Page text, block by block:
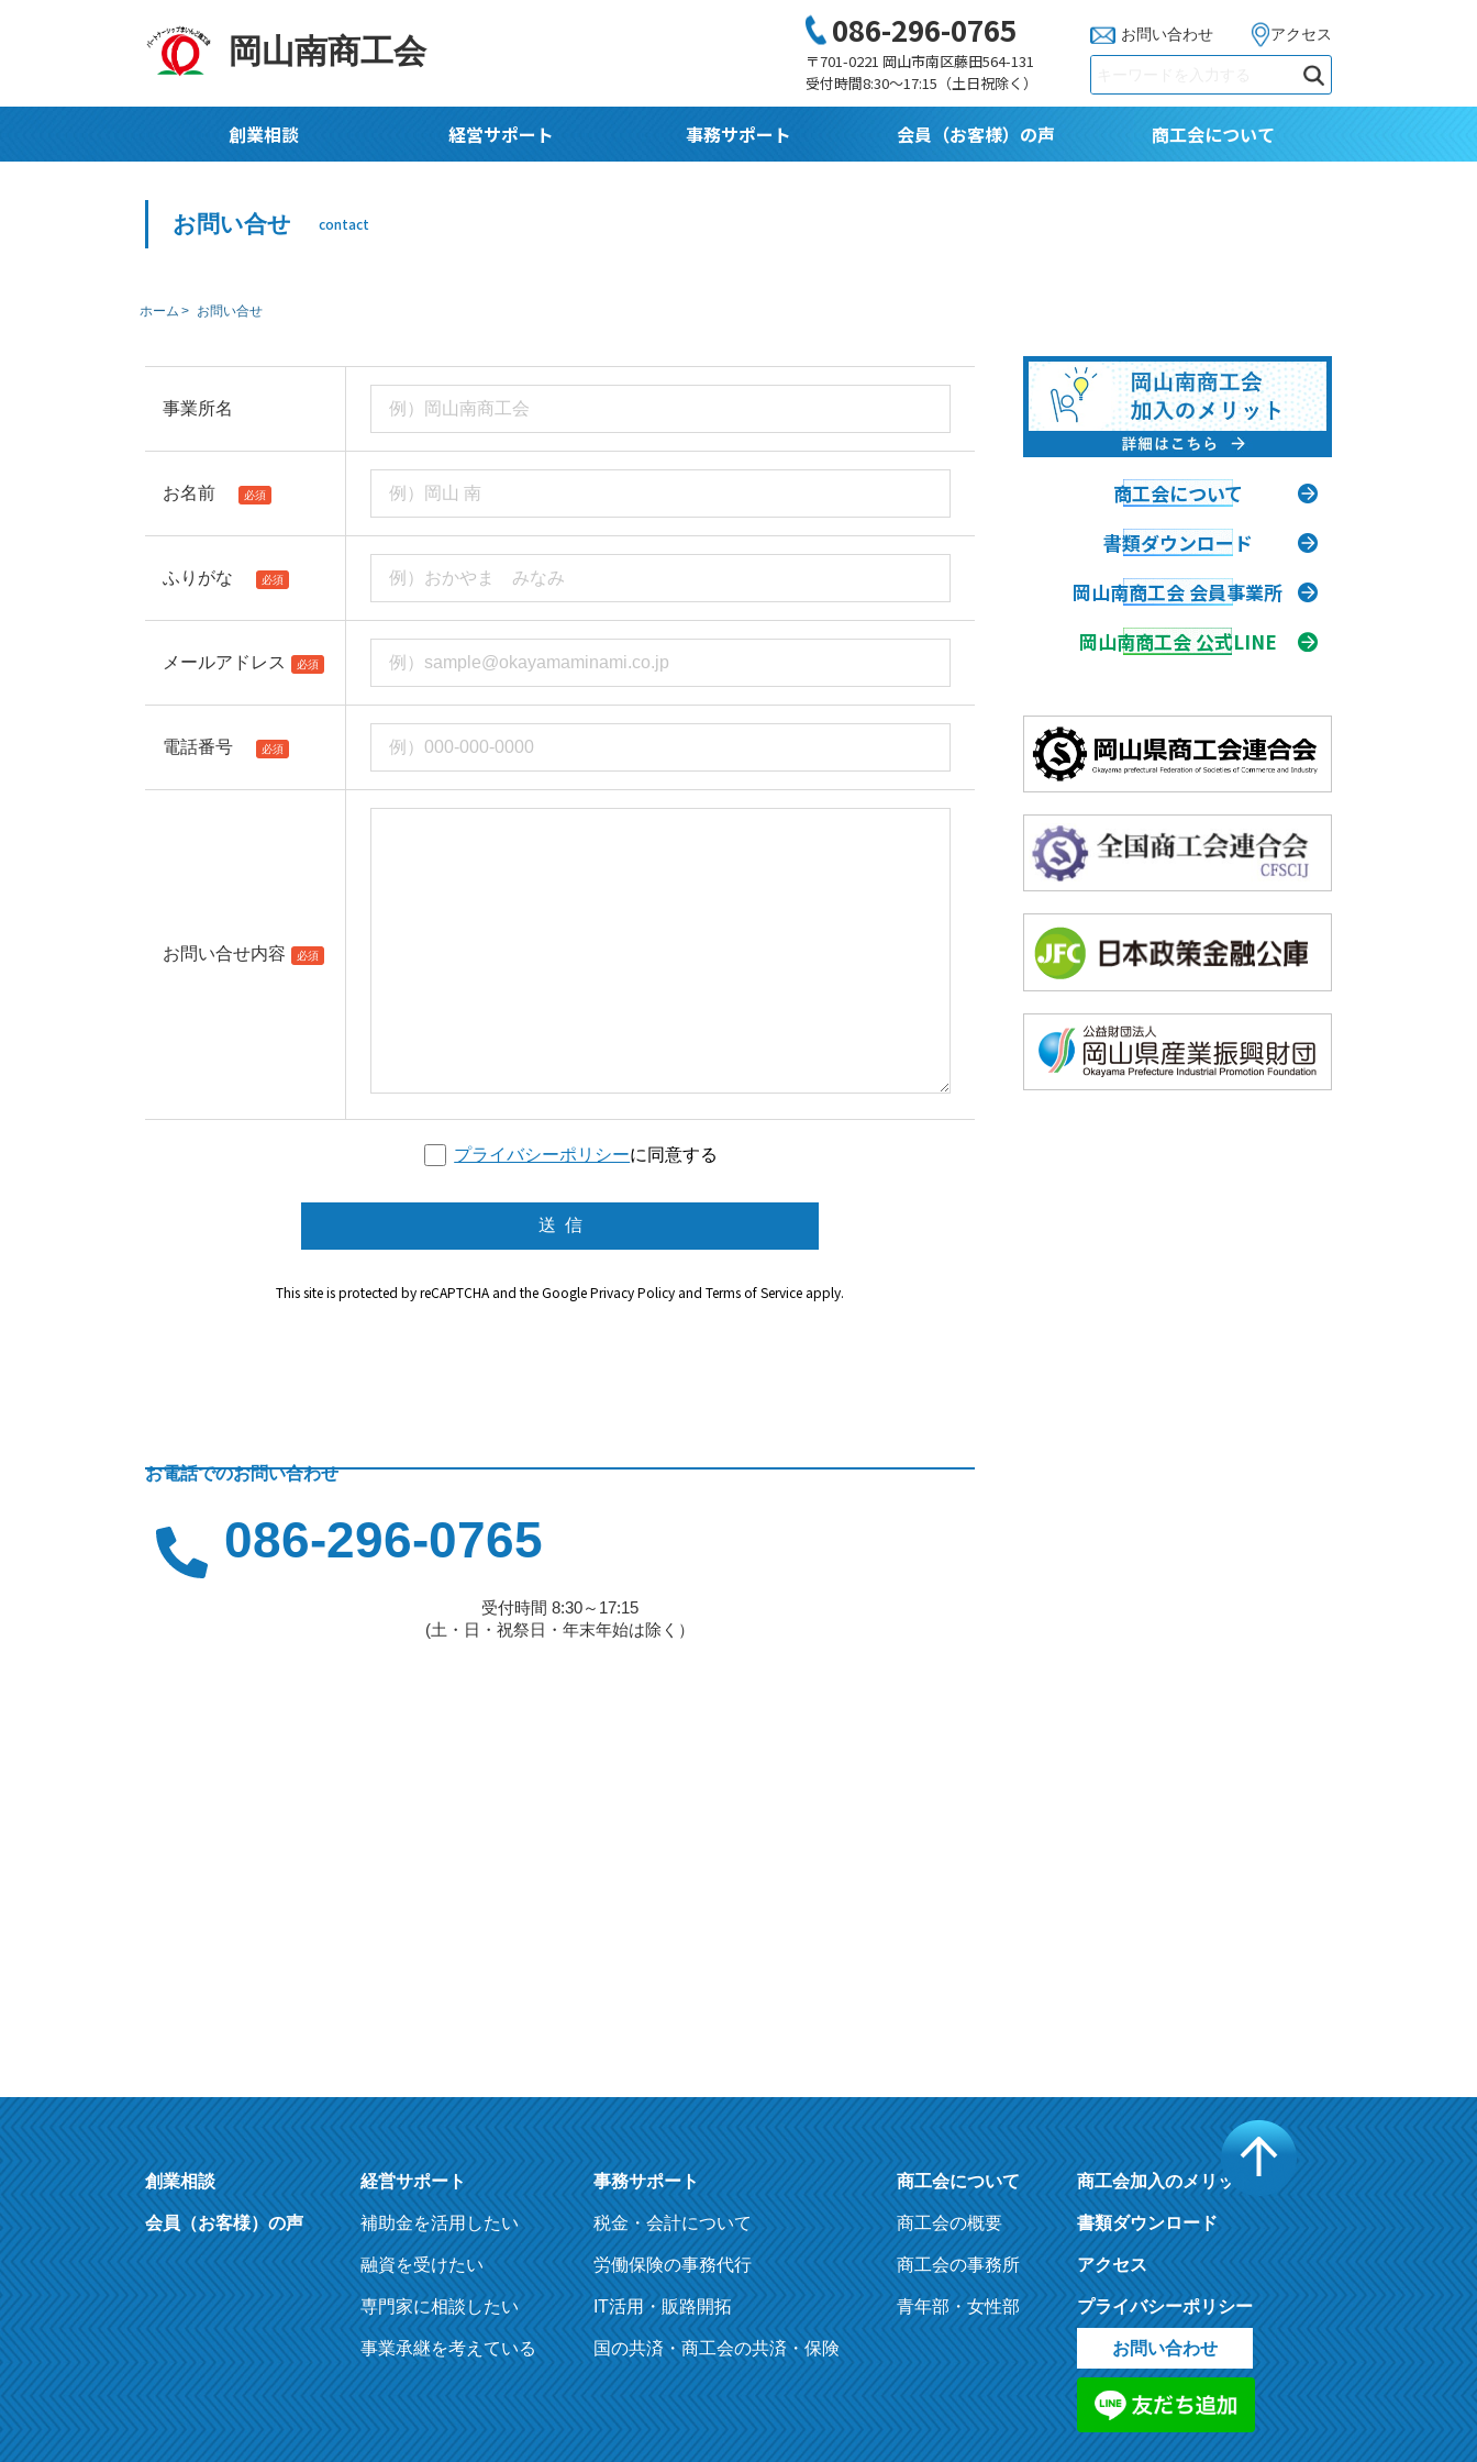
岡山南商工会
086-296-0765
〒701-0221 岡山市南区藤田564-131
受付時間8:30〜17:15（土日祝除く）
お問い合わせ アクセス
創業相談 経営サポート 事務サポート 会員（お客様）の声 商工会について
お問い合せ contact
ホーム お問い合せ
事業所名
お名前 必須
ふりがな 必須
メールアドレス 必須
電話番号 必須
お問い合せ内容 必須
プライバシーポリシーに同意する
This site is protected by reCAPTCHA and the GooglePrivacy Policy andTerms of Service apply.
お電話でのお問い合わせ
086-296-0765
受付時間 8:30～17:15
(土・日・祝祭日・年末年始は除く）
商工会について
書類ダウンロード
岡山南商工会 会員事業所
岡山南商工会 公式LINE
創業相談
会員（お客様）の声
経営サポート
補助金を活用したい
融資を受けたい
専門家に相談したい
事業承継を考えている
事務サポート
税金・会計について
労働保険の事務代行
IT活用・販路開拓
国の共済・商工会の共済・保険
商工会について
商工会の概要
商工会の事務所
青年部・女性部
商工会加入のメリット
書類ダウンロード
アクセス
プライバシーポリシー
お問い合わせ